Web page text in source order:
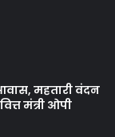
महतारी वंदन
मंत्री ओपी